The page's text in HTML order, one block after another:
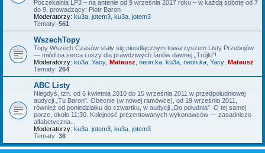
Poczekalnia LP3 – na antenie od 9 września 2017 roku – w każdą sobotę od 7
do 9, prowadzący: Piotr Baron
Moderatorzy: ku3a jotem3 ku3a jotem3
Tematy: 561
WszechTopy
Topy Wszech Czasów stały się nieodłącznym towarzyszem Listy Przebojów
— miód na serca i uszy dla prawdziwych fanów dawnej „Trójki”!
Moderatorzy: ku3a Yacy Mateusz neon.ka ku3a neon.ka Yacy Mateusz
Tematy: 264
ABC Listy
Niegdyś, tzn. od 6 kwietnia 2010 do 15 września 2011 w przedpołudniowej
audycji „Tu Baron”. Obecnie (w nowej ramówce), od 19 września 2011,
również od poniedziałku do czwartku, w audycji „Do południa”. O tej samej
porze, około 11:30. Kolejność prezentowanych wykonawców — zasadniczo
alfabetyczna...
Moderatorzy: ku3a jotem3 ku3a jotem3
Tematy: 36